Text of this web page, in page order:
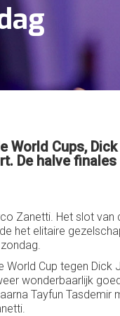
World Cups,
De halve
Zanetti. Het slot van
het elitaire
World Cup tegen Dick
wonderbaarlijk
Tayfun Tasdemir